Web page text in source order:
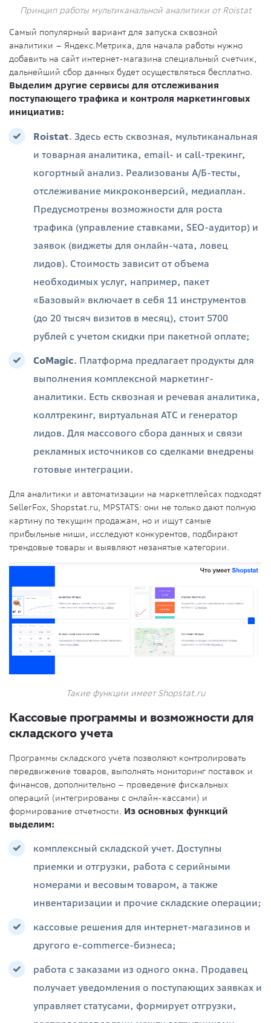
Принцип работы мультиканальной аналитики от Roistat
Самый популярный вариант для запуска сквозной
аналитики – Яндекс.Метрика, для начала работы нужно
добавить на сайт интернет-магазина специальный счетчик,
дальнейший сбор данных будет осуществляться бесплатно.
Выделим другие сервисы для отслеживания
поступающего трафика и контроля маркетинговых
инициатив:
Roistat. Здесь есть сквозная, мультиканальная
и товарная аналитика, email- и call-трекинг,
когортный анализ. Реализованы А/Б-тесты,
отслеживание микроконверсий, медиаплан.
Предусмотрены возможности для роста
трафика (управление ставками, SEO-аудитор) и
заявок (виджеты для онлайн-чата, ловец
лидов). Стоимость зависит от объема
необходимых услуг, например, пакет
«Базовый» включает в себя 11 инструментов
(до 20 тысяч визитов в месяц), стоит 5700
рублей с учетом скидки при пакетной оплате;
CoMagic. Платформа предлагает продукты для
выполнения комплексной маркетинг-
аналитики. Есть сквозная и речевая аналитика,
коллтрекинг, виртуальная АТС и генератор
лидов. Для массового сбора данных и связи
рекламных источников со сделками внедрены
готовые интеграции.
Для аналитики и автоматизации на маркетплейсах подходят
SellerFox, Shopstat.ru, MPSTATS: они не только дают полную
картину по текущим продажам, но и ищут самые
прибыльные ниши, исследуют конкурентов, подбирают
трендовые товары и выявляют незанятые категории.
Такие функции имеет Shopstat.ru
Кассовые программы и возможности для
складского учета
Программы складского учета позволяют контролировать
передвижение товаров, выполнять мониторинг поставок и
финансов, дополнительно – проведение фискальных
операций (интегрированы с онлайн-кассами) и
формирование отчетности. Из основных функций
выделим:
комплексный складской учет. Доступны
приемки и отгрузки, работа с серийными
номерами и весовым товаром, а также
инвентаризации и прочие складские операции;
кассовые решения для интернет-магазинов и
другого e-commerce-бизнеса;
работа с заказами из одного окна. Продавец
получает уведомления о поступающих заявках и
управляет статусами, формирует отгрузки,